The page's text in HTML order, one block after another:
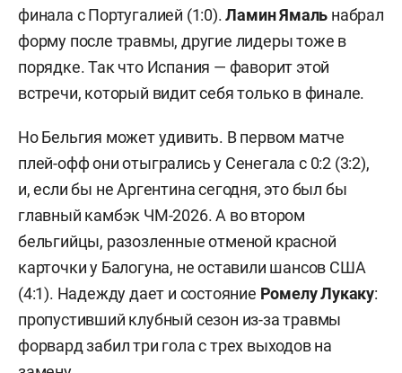
финала с Португалией (1:0).Ламин Ямаль набрал
форму после травмы, другие лидеры тоже в
порядке. Так что Испания — фаворит этой
встречи, который видит себя только в финале.
Но Бельгия может удивить. В первом матче
плей-офф они отыгрались у Сенегала с 0:2 (3:2),
и, если бы не Аргентина сегодня, это был бы
главный камбэк ЧМ-2026. А во втором
бельгийцы, разозленные отменой красной
карточки у Балогуна, не оставили шансов США
(4:1). Надежду дает и состояние Ромелу Лукаку:
пропустивший клубный сезон из-за травмы
форвард забил три гола с трех выходов на